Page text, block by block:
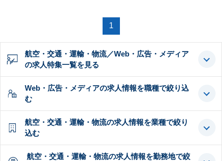
1
航空・交通・運輸・物流／Web・広告・メディア
の求人特集一覧を見る
Web・広告・メディアの求人情報を職種で絞り込
む
航空・交通・運輸・物流の求人情報を業種で絞り
込む
航空・交通・運輸・物流の求人情報を勤務地で絞